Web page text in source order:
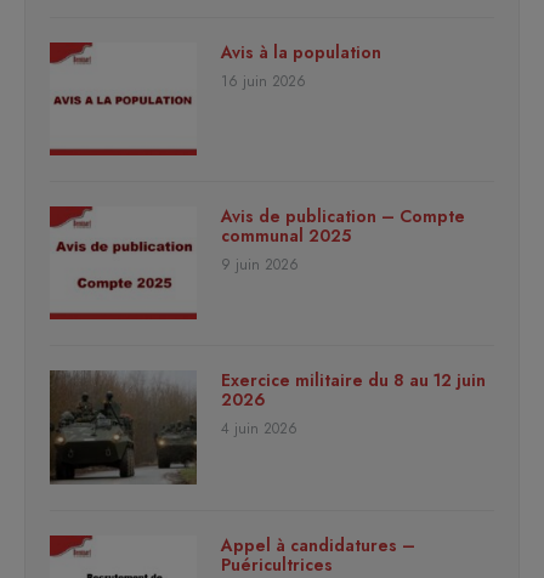
Avis à la population
16 juin 2026
Avis de publication – Compte
communal 2025
9 juin 2026
Exercice militaire du 8 au 12 juin
2026
4 juin 2026
Appel à candidatures –
Puéricultrices